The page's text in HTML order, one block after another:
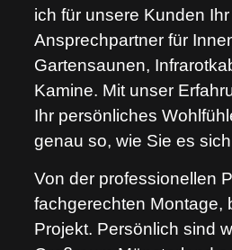
ich für unsere Kunden
Ansprechpartner für
Gartensaunen,
Kamine. Mit unser
Ihr persönliches
genau so, wie Sie es
Von der professionellen
fachgerechten Montage,
Projekt. Persönlich sind